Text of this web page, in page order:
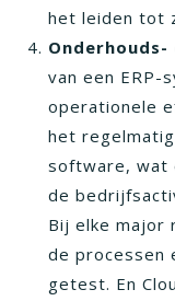
het leiden tot
Onderhouds-
van een ERP-
operationele
het
software, wat
de
Bij elke major
de processen
getest. En